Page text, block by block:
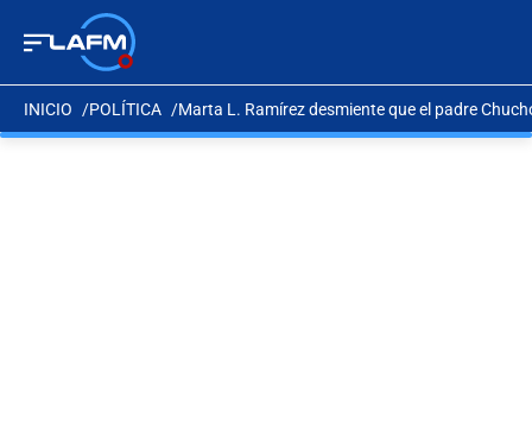
INICIO POLÍTICA Marta L. Ramírez desmiente que el padre